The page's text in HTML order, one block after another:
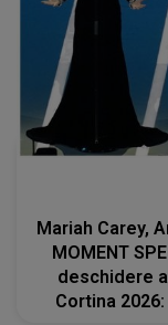
Mariah Carey,
MOMENT
deschidere
Cortina